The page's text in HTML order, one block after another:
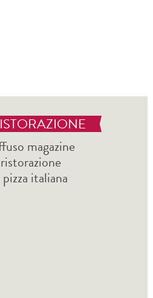
magazine
italiana